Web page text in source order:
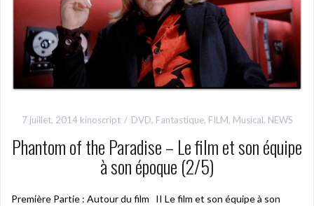
7 juillet, 2014 kinoscript DVD, Fantastique, FILM, Musical, NEWS
Phantom of the Paradise – Le film et son équipe
à son époque (2/5)
Première Partie : Autour du film II Le film et son équipe à son